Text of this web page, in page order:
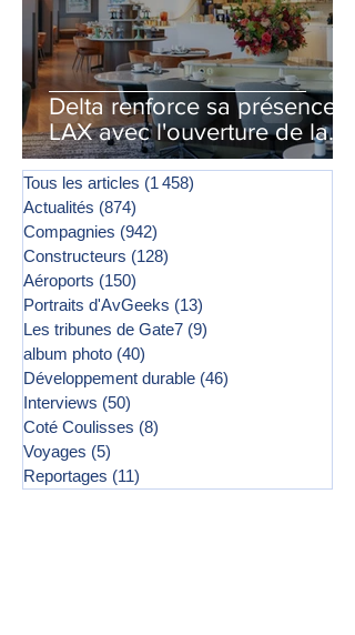
Delta renforce sa présence à
LAX avec l'ouverture de la
première phase d'un second
salon Delta One
Tous les articles (1 458)
Actualités (874)
Compagnies (942)
Constructeurs (128)
Aéroports (150)
Portraits d'AvGeeks (13)
Les tribunes de Gate7 (9)
album photo (40)
Développement durable (46)
Interviews (50)
Coté Coulisses (8)
Voyages (5)
Reportages (11)